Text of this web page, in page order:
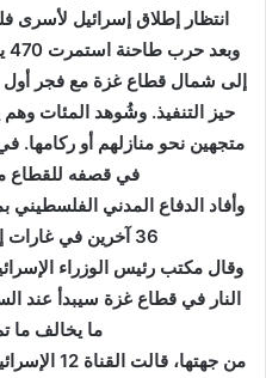
د
ا
إ
ك
ر
ن
ي
ا
انتظار إطلاق إسرائيل لأسرى
إلى شمال قطاع غزة مع فجر أول
حيز التنفيذ. وشُوهد المئات
متجهين نحو منازلهم أو ركامها.
في قصفه للقطاع
36 آخرين في غارات إسرائيلية على القطاع.
وقال مكتب رئيس الوزراء
ما يخالف ما
من جهتها،